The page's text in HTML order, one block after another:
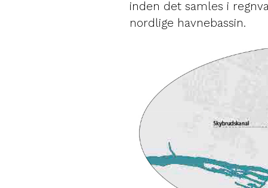
inden det samles i
nordlige havnebassin.